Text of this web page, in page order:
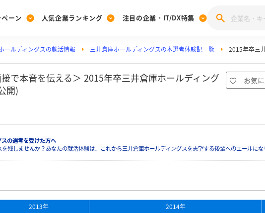
ーン
する
[27卒] 本選考体験記投稿キャンペーン
人気企業ランキング
キングを見る
みんなのDX企業就職ブランド調査
注目の企業・IT/DX特集
の企業特集
知ろう！業界・企業研究
ールディングスの就活情報 三井倉庫ホールディングスの本選考体験記一覧 2015年卒三
で本音を伝える＞ 2015年卒三井倉庫ホールディング
開)
お気
の選考を受けた方へ
残しませんか？あなたの就活体験は、これから三井倉庫ホールディングスを志望する後輩へのエールにな
2013年 2014年